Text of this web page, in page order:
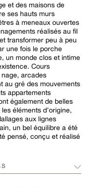
et des maisons de
ses hauts murs
à meneaux ouvertes
réalisés au fil
transformer peu à peu
une fois le porche
un monde clos et intime
Cours
arcades
au gré des mouvements
appartements
également de belles
éléments d’origine,
aux lignes
un bel équilibre a été
pensé, conçu et réalisé